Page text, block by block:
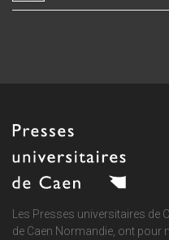
Les Presses universitaires de
de Caen Normandie , ont pour